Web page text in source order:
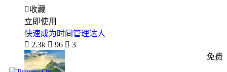
收藏
立即使用
快速成为时间管理达人
 2.3k  96  3
免费